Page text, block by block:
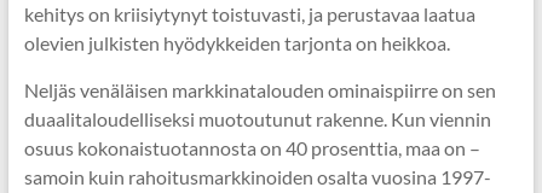
kehitys on kriisiytynyt toistuvasti, ja perustavaa laatua
olevien julkisten hyödykkeiden tarjonta on heikkoa.
Neljäs venäläisen markkinatalouden ominaispiirre on sen
duaalitaloudelliseksi muotoutunut rakenne. Kun viennin
osuus kokonaistuotannosta on 40 prosenttia, maa on –
samoin kuin rahoitusmarkkinoiden osalta vuosina 1997-